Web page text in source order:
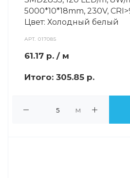
5000*10*18mm, 230V,
Цвет: Холодный белый
АРТ.017085
61.17 р. / м
Итого: 305.85 р.
м